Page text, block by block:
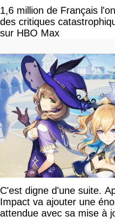
1,6 million de Français
des critiques
sur HBO Max
C'est digne d'une suite.
Impact va ajouter une
attendue avec sa mise à